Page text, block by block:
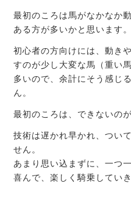
最初のころは馬がなかなか
ある方が多いかと思います。
初心者の方向けには、動き
すのが少し大変な馬（重い
多いので、余計にそう感じ
ん。
最初のころは、できないの
技術は遅かれ早かれ、つい
せん。
あまり思い込まずに、一つ
喜んで、楽しく騎乗してい